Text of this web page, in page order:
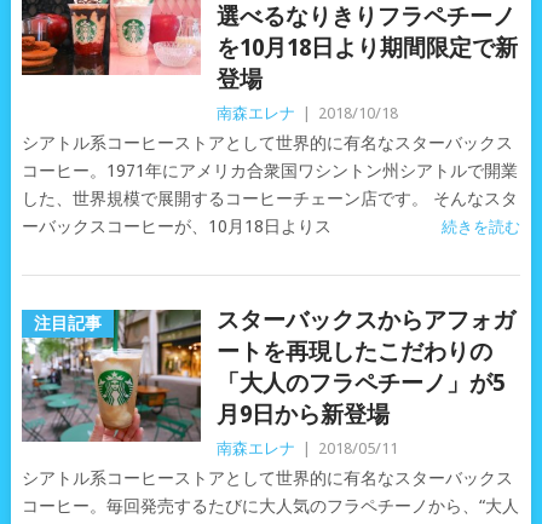
選べるなりきりフラペチーノ
を10月18日より期間限定で新
登場
南森エレナ 2018/10/18
シアトル系コーヒーストアとして世界的に有名なスターバックス
コーヒー。1971年にアメリカ合衆国ワシントン州シアトルで開業
した、世界規模で展開するコーヒーチェーン店です。 そんなスタ
ーバックスコーヒーが、10月18日よりス
続きを読む
注目記事
スターバックスからアフォガ
ートを再現したこだわりの
「大人のフラペチーノ」が5
月9日から新登場
南森エレナ 2018/05/11
シアトル系コーヒーストアとして世界的に有名なスターバックス
コーヒー。毎回発売するたびに大人気のフラペチーノから、“大人